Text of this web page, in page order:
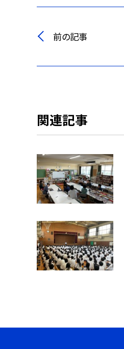
前の記事
関連記事